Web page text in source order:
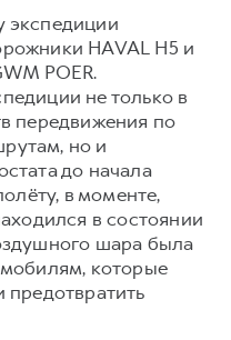
экспедиции
HAVAL H5 и
POER.
не только в
передвижения по
но и
до начала
в моменте,
в состоянии
шара была
которые